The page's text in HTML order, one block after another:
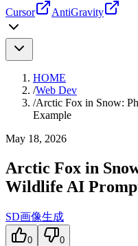
Cursor
AntiGravity
HOME
/Web Dev
/Arctic Fox in Snow:
Example
May 18, 2026
Arctic Fox in
Wildlife AI
SD画像生成
0 0